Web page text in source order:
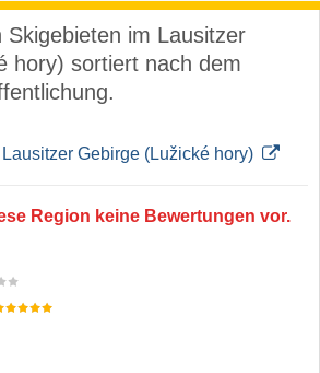
Skigebieten im Lausitzer
hory) sortiert nach dem
Gebirge (Lužické hory)
Region keine Bewertungen vor.